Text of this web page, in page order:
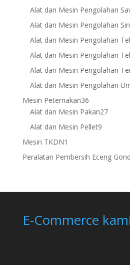
Alat dan Mesin Pengolahan
Alat dan Mesin Pengolahan
Alat dan Mesin Pengolahan
Alat dan Mesin Pengolahan
Alat dan Mesin Pengolahan
Alat dan Mesin Pengolahan
Mesin Peternakan3636
products
Alat dan Mesin Pakan2727
Alat dan Mesin Pellet99
Mesin TKDN1
product
Peralatan Pembersih Eceng
E-Commerce